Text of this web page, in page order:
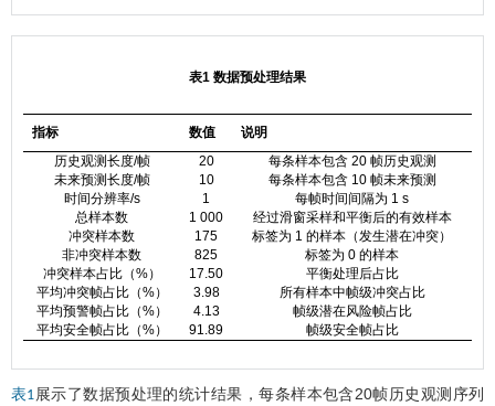
表1 数据预处理结果
指标 数值
说明
历史观测长度/帧
20
每条样本包含 20 帧历史观测
未来预测长度/帧
10
每条样本包含 10 帧未来预测
时间分辨率/s
1
每帧时间间隔为 1 s
总样本数
1 000
经过滑窗采样和平衡后的有效样本
冲突样本数
175
标签为 1 的样本（发生潜在冲突）
非冲突样本数
825
标签为 0 的样本
冲突样本占比（%）
17.50
平衡处理后占比
平均冲突帧占比（%）
3.98
所有样本中帧级冲突占比
平均预警帧占比（%）
4.13
帧级潜在风险帧占比
平均安全帧占比（%）
91.89 帧级安全帧占比
表1展示了数据预处理的统计结果，每条样本包含20帧历史观测序列